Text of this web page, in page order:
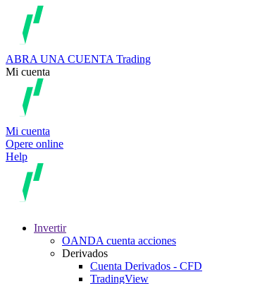
ABRA UNA CUENTA Trading
Mi cuenta
Mi cuenta
Opere online
Help
Invertir
OANDA cuenta acciones
Derivados
Cuenta Derivados - CFD
TradingView